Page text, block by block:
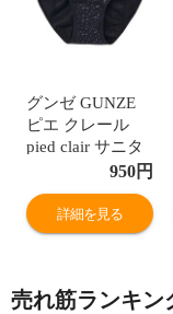
グンゼ GUNZE
ピエ クレール
pied clair サニタ
リーショーツ 夜
用 羽つきナプキ
ン対応 ジュニア
キッズ 生理用 単
950円
詳細を見る
売れ筋ランキン